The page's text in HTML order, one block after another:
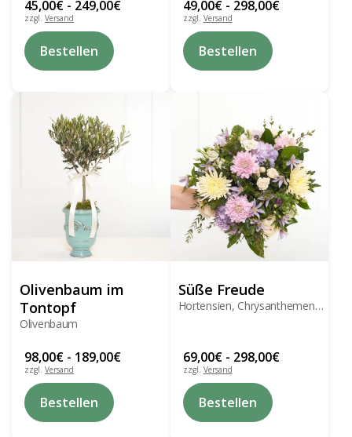
45,00€ - 249,00€
zzgl. Versand
Bestellen
Produkt
Die
Optionen
können
Produktseite
49,00€- 298,00€
zzgl. Versand
Bestellen
Produkt
Die
Optionen
können
auf
der
Produktseite
gewählt
werden
Olivenbaum im
Tontopf
Olivenbaum
98,00€ - 189,00€
zzgl. Versand
Bestellen
Produkt
Süße Freude
Hortensien, Chrysanthemen,
69,00€- 298,00€
zzgl. Versand
Bestellen
Produkt